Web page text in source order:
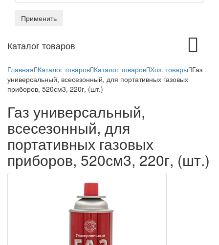
Применить
Каталог товаров
Toggle
navigation
Главная Каталог товаров Каталог товаров Хоз. товары Газ
универсальный, всесезонный, для портативных газовых
приборов, 520см3, 220г, (шт.)
Газ универсальный,
всесезонный, для
портативных газовых
приборов, 520см3, 220г, (шт.)